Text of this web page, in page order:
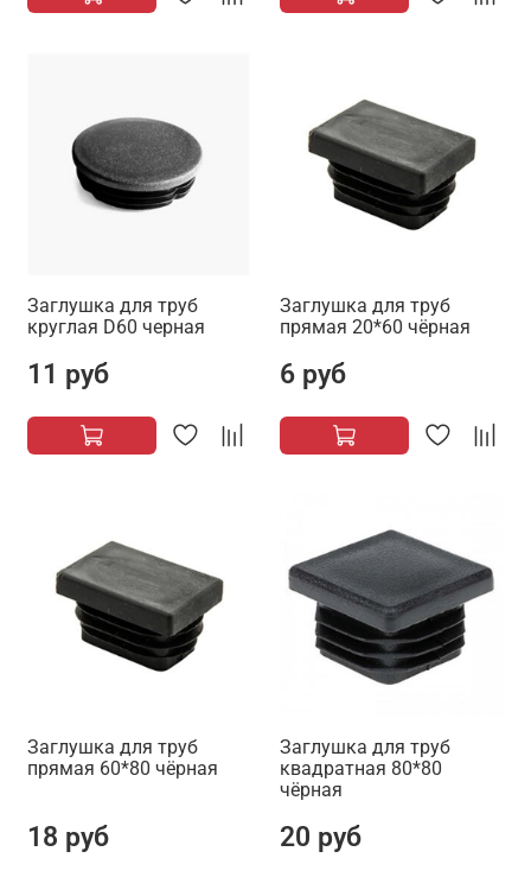
Заглушка для труб
круглая D60 черная
11 руб
Заглушка для труб
прямая 20*60 чёрная
6 руб
Заглушка для труб
прямая 60*80 чёрная
18 руб
Заглушка для труб
квадратная 80*80
чёрная
20 руб